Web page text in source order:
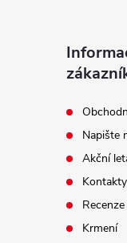
Napište
Akční
Kontakty
Recenze
Krmení